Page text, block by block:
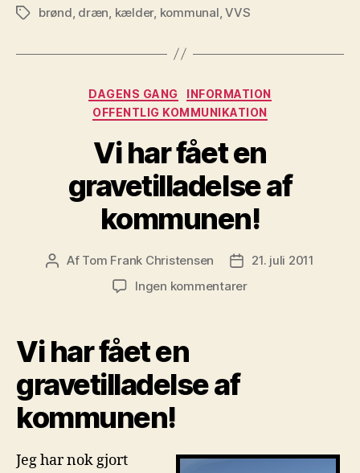
Tagsbrønd, dræn, kælder, kommunal,VVS
Kategorier
DAGENS GANG
INFORMATION
OFFENTLIG KOMMUNIKATION
Vi har fået en
gravetilladelse af
kommunen!
Indlægsforfatter
Af Tom Frank Christensen Indlægsdato
21. juli 2011
Ingen kommentarertil
Vi har fået en
gravetilladelse af
kommunen!
Jeg har nok gjort